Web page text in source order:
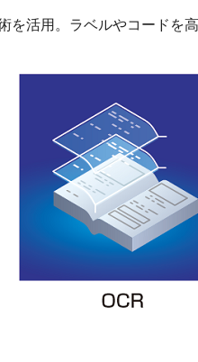
活用。ラベルやコードを